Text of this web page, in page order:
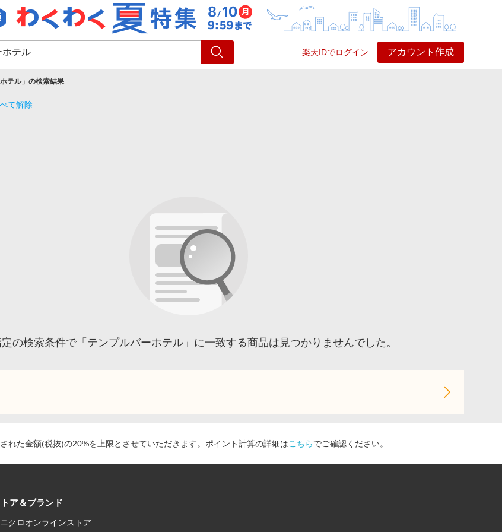
楽天IDでログイン アカウント作成
ショッピング
テル」の検索結果
て解除
定の検索条件で「テンプルバーホテル」に一致する商品は見つかりませんでした。
れた金額(税抜)の20%を上限とさせていただきます。ポイント計算の詳細はこちらでご確認ください。
ア＆ブランド
クロオンラインストア